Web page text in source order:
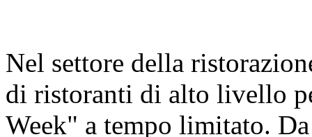
Nel settore della
di ristoranti di alto livello
Week" a tempo limitato.